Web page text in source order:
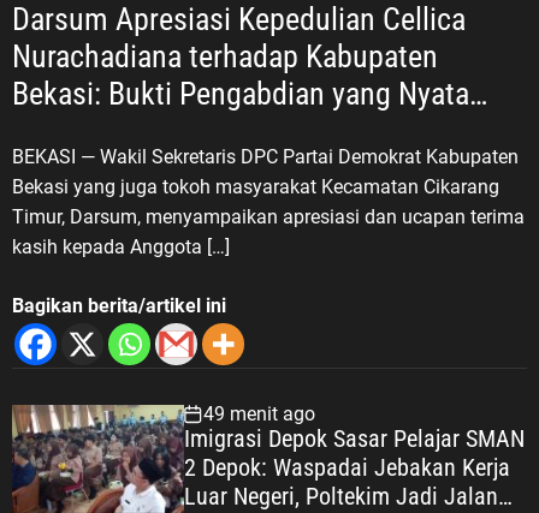
Darsum Apresiasi Kepedulian Cellica
Nurachadiana terhadap Kabupaten
Bekasi: Bukti Pengabdian yang Nyata
BEKASI — Wakil Sekretaris DPC Partai Demokrat Kabupaten
Bekasi yang juga tokoh masyarakat Kecamatan Cikarang
Timur, Darsum, menyampaikan apresiasi dan ucapan terima
kasih kepada Anggota […]
Bagikan berita/artikel ini
49 menit ago
Imigrasi Depok Sasar Pelajar SMAN
2 Depok: Waspadai Jebakan Kerja
Luar Negeri, Poltekim Jadi Jalan